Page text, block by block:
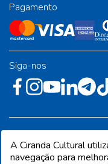
Pagamento
Siga-nos
Industrial -
A Ciranda Cultural
navegação para